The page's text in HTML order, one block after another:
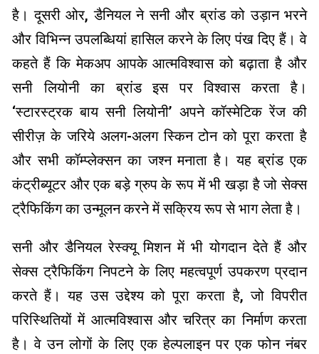
है। दूसरी ओर, डैनियल ने सनी और ब्रांड को उड़ान भरने
और विभिन्न उपलब्धियां हासिल करने के लिए पंख दिए हैं। वे
कहते हैं कि मेकअप आपके आत्मविश्वास को बढ़ाता है और
सनी लियोनी का ब्रांड इस पर विश्वास करता है।
‘स्टारस्ट्रक बाय सनी लियोनी’ अपने कॉस्मेटिक रेंज की
सीरीज़ के जरिये अलग-अलग स्किन टोन को पूरा करता है
और सभी कॉम्प्लेक्सन का जश्न मनाता है। यह ब्रांड एक
कंट्रीब्यूटर और एक बड़े ग्रुप के रूप में भी खड़ा है जो सेक्स
ट्रैफिकिंग का उन्मूलन करने में सक्रिय रूप से भाग लेता है।
सनी और डैनियल रेस्क्यू मिशन में भी योगदान देते हैं और
सेक्स ट्रैफिकिंग निपटने के लिए महत्वपूर्ण उपकरण प्रदान
करते हैं। यह उस उद्देश्य को पूरा करता है, जो विपरीत
परिस्थितियों में आत्मविश्वास और चरित्र का निर्माण करता
है। वे उन लोगों के लिए एक हेल्पलाइन पर एक फोन नंबर